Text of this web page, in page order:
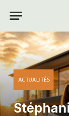
ACTUALITÉS